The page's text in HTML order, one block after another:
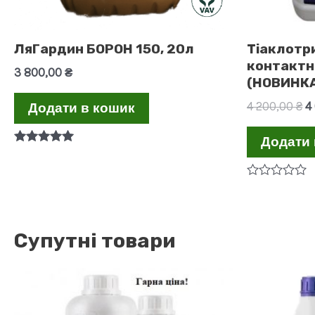
ЛяГардин БОРОН 150, 20л
3 800,00 ₴
Додати в кошик 4 200,00₴
4
4
Додати
Супутні товари